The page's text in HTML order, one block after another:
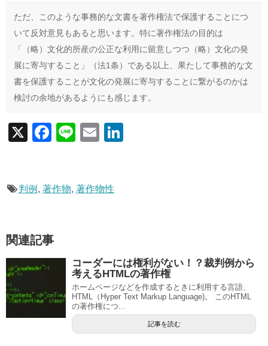
ただ、このような事務的な文書を著作権法で保護することにつ
いて反対意見もあると思います。特に著作権法の目的は
「（略）文化的所産の公正な利用に留意しつつ（略）文化の発
展に寄与すること」（法1条）である以上、果たして事務的な文
書を保護することが文化の発展に寄与することに繋がるのかは
検討の余地があるようにも感じます。
X
F
e
o
Li
E
判例 , 著作物, 著作物性
関連記事
コーダーには権利がない！？裁判例から
考えるHTMLの著作権
ホームページなどを作成するときに利用する言語、
HTML（Hyper Text Markup Language)。 このHTML
の著作権につ...
記事を読む